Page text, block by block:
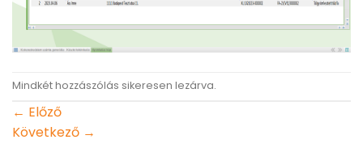
Mindkét hozzászólás sikeresen lezárva.
← Előző
Következő →